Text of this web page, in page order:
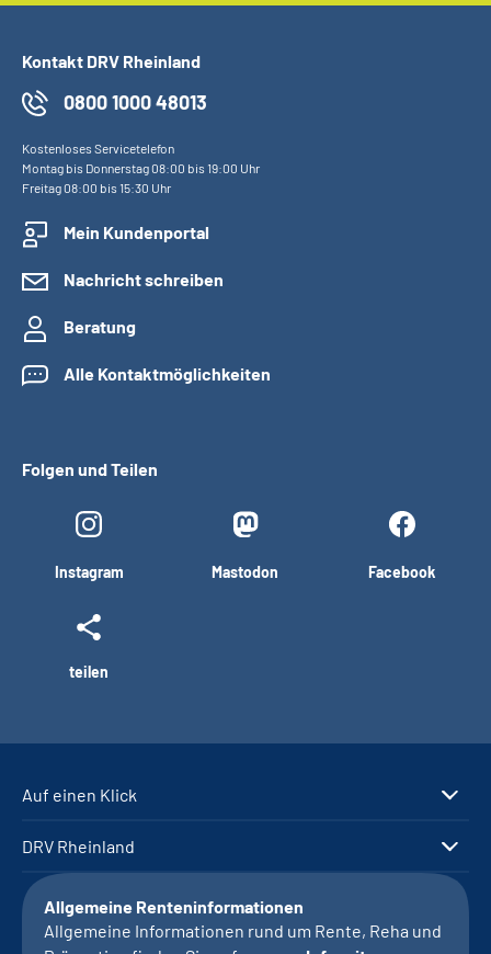
Kontakt DRV Rheinland
0800 1000 48013
Kostenloses Servicetelefon
Montag bis Donnerstag 08:00 bis 19:00 Uhr
Freitag 08:00 bis 15:30 Uhr
Mein Kundenportal
Nachricht schreiben
Beratung
Alle Kontaktmöglichkeiten
Folgen und Teilen
Instagram Mastodon Facebook
teilen
Auf einen Klick
DRV Rheinland
Allgemeine Renteninformationen
Allgemeine Informationen rund um Rente, Reha und